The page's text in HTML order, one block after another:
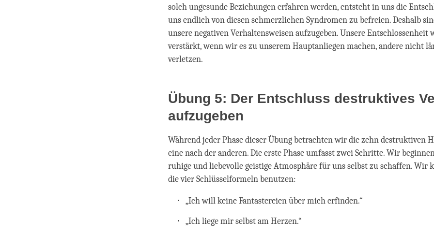
solch ungesunde Beziehungen erfahren werden, entsteht in uns die
uns endlich von diesen schmerzlichen Syndromen zu befreien. Deshalb
unsere negativen Verhaltensweisen aufzugeben. Unsere Entschlossenheit
verstärkt, wenn wir es zu unserem Hauptanliegen machen, andere nicht
verletzen.
Übung 5: Der Entschluss destruktives
aufzugeben
Während jeder Phase dieser Übung betrachten wir die zehn destruktiven
eine nach der anderen. Die erste Phase umfasst zwei Schritte. Wir
ruhige und liebevolle geistige Atmosphäre für uns selbst zu schaffen. Wir
die vier Schlüsselformeln benutzen:
„Ich will keine Fantastereien über mich erfinden.“
„Ich liege mir selbst am Herzen.“